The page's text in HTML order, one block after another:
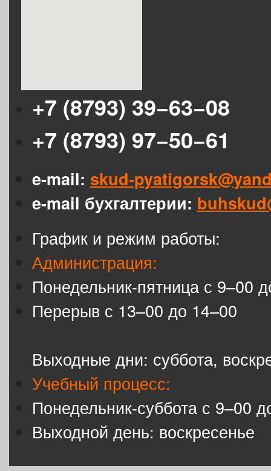
+7 (8793) 39−63−08
+7 (8793) 97−50−61
e-mail: skud-
e-mail бухгалтерии:
График и режим работы:
Администрация:
Понедельник-пятница с 9–00
Перерыв с 13–00 до 14–00
Выходные дни: суббота,
Учебный процесс:
Понедельник-суббота с 9–00
Выходной день: воскресенье